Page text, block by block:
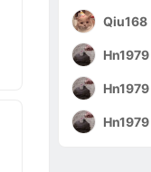
Qiu168
Hn1979
Hn1979
Hn1979